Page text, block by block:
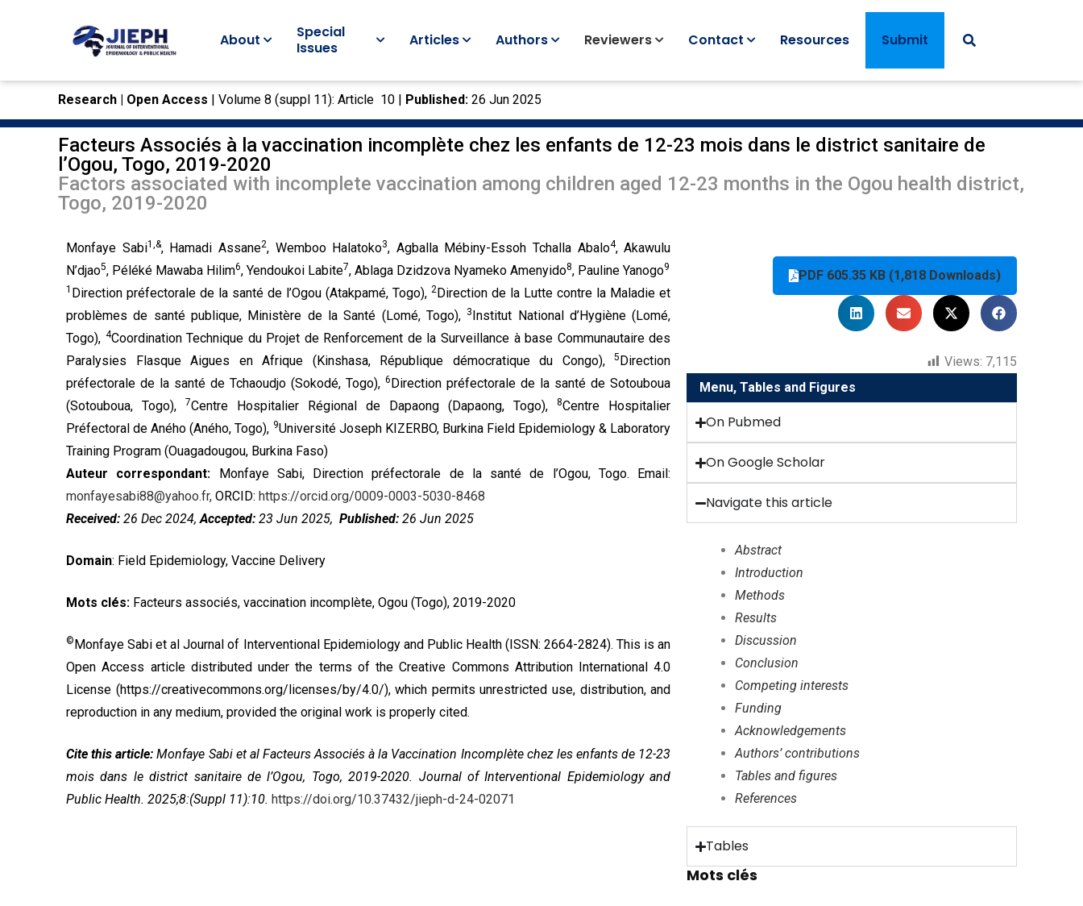
About
Special
Issues
Articles Authors Reviewers Contact Resources Submit
Research | Open Access | Volume 8 (suppl 11): Article 10 | Published: 26 Jun 2025
Facteurs Associés à la vaccination incomplète chez les enfants de 12-23 mois dans le district sanitaire de
l’Ogou, Togo, 2019-2020
Factors associated with incomplete vaccination among children aged 12-23 months in the Ogou health district,
Togo, 2019-2020
Monfaye Sabi1,&, Hamadi Assane2, Wemboo Halatoko3, Agballa Mébiny-Essoh Tchalla Abalo4, Akawulu
N’djao5, Péléké Mawaba Hilim6, Yendoukoi Labite7, Ablaga Dzidzova Nyameko Amenyido8, Pauline Yanogo9
1 Direction préfectorale de la santé de l’Ogou (Atakpamé, Togo),2Direction de la Lutte contre la Maladie et
problèmes de santé publique, Ministère de la Santé (Lomé, Togo), 3Institut National d’Hygiène (Lomé,
Togo), 4Coordination Technique du Projet de Renforcement de la Surveillance à base Communautaire des
Paralysies Flasque Aigues en Afrique (Kinshasa, République démocratique du Congo),5Direction
préfectorale de la santé de Tchaoudjo (Sokodé, Togo),6Direction préfectorale de la santé de Sotouboua
(Sotouboua, Togo),
7Centre Hospitalier Régional de Dapaong (Dapaong, Togo),8Centre Hospitalier
Préfectoral de Aného (Aného, Togo), 9Université Joseph KIZERBO, Burkina Field Epidemiology & Laboratory
Training Program (Ouagadougou, Burkina Faso)
Auteur correspondant: Monfaye Sabi, Direction préfectorale de la santé de l’Ogou, Togo. Email:
monfayesabi88@yahoo.fr, ORCID: https://orcid.org/0009-0003-5030-8468
Received: 26 Dec 2024,Accepted: 23 Jun 2025, Published: 26 Jun 2025
Domain: Field Epidemiology, Vaccine Delivery
Mots clés: Facteurs associés, vaccination incomplète, Ogou (Togo), 2019-2020
©Monfaye Sabi et al Journal of Interventional Epidemiology and Public Health (ISSN: 2664-2824). This is an
Open Access article distributed under the terms of theCreative Commons Attribution International 4.0
License (https://creativecommons.org/licenses/by/4.0/), which permits unrestricted use, distribution, and
reproduction in any medium, provided the original work is properly cited.
Cite this article:Monfaye Sabi et al Facteurs Associés à la Vaccination Incomplète chez les enfants de 12-23
mois dans le district sanitaire de l’Ogou, Togo, 2019-2020. Journal of Interventional Epidemiology and
Public Health. 2025;8:(Suppl 11):10. https://doi.org/10.37432/jieph-d-24-02071
PDF 605.35 KB (1,818 Downloads)
Views: 7,115
Menu, Tables and Figures
On Pubmed
On Google Scholar
Navigate this article
Abstract
Introduction
Methods
Results
Discussion
Conclusion
Competing interests
Funding
Acknowledgements
Authors’ contributions
Tables and figures
References
Tables
Mots clés